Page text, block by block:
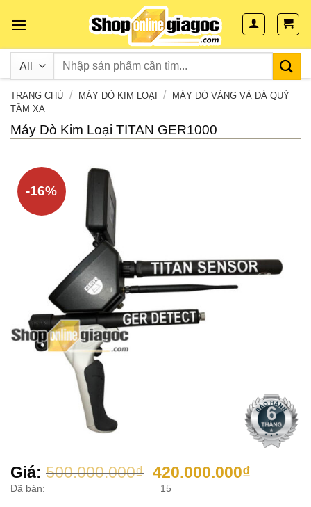
TRANG CHỦ / MÁY DÒ KIM LOẠI /
MÁY DÒ VÀNG VÀ ĐÁ QUÝ
TẦM XA
Máy Dò Kim Loại TITAN GER1000
-16%
Giá: 500.000.000₫ Giá
gốc
420.000.000₫Giá
Đã bán: 15